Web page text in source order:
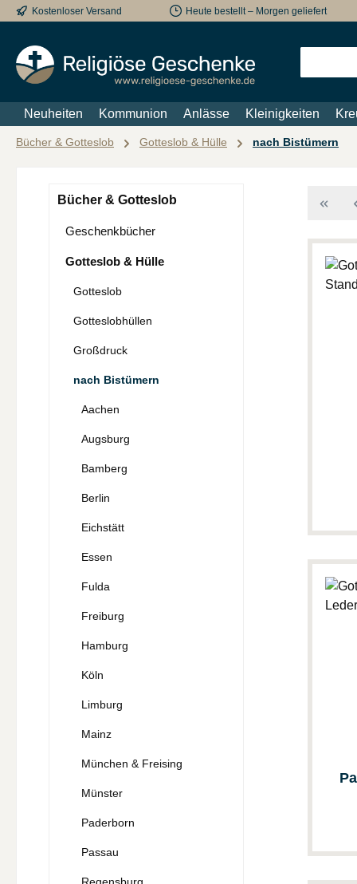
Hauptinhalt springen
Zur Suche springen
Zur Hauptnavigation springen
Kostenloser Versand Heute bestellt – Morgen geliefert
Neuheiten Kommunion Anlässe Kleinigkeiten
Bücher & Gotteslob Gotteslob & Hülle nach Bistümern
Bücher & Gotteslob
Geschenkbücher
Gotteslob & Hülle
Gotteslob
Gotteslobhüllen
Großdruck
nach Bistümern
Aachen
Augsburg
Bamberg
Berlin
Eichstätt
Essen
Fulda
Freiburg
Hamburg
Köln
Limburg
Mainz
München & Freising
Münster
Paderborn
Passau